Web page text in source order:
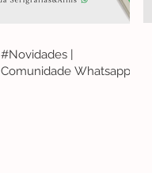
#Novidades |
Comunidade Whatsapp